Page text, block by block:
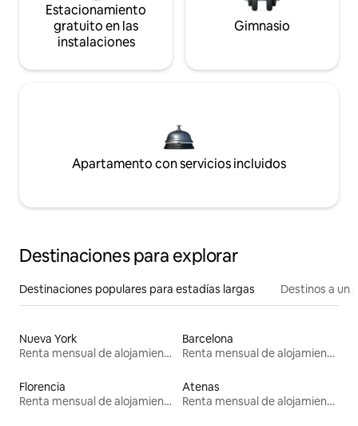
Estacionamiento
gratuito en las
instalaciones
Gimnasio
Apartamento con servicios incluidos
Destinaciones para explorar
Destinaciones populares para estadías largas Destinos a un
Nueva York
Renta mensual de alojamientos
Barcelona
Renta mensual de alojamientos
Florencia
Renta mensual de alojamientos
Atenas
Renta mensual de alojamientos